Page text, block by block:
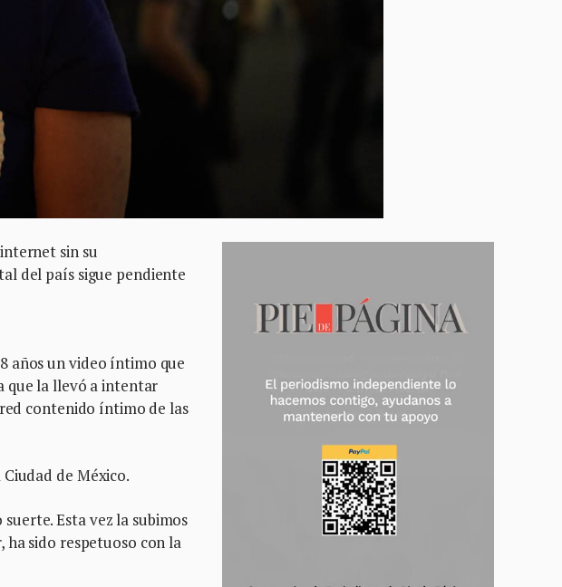
sin su
del país sigue pendiente
años un video íntimo que
que la llevó a intentar
contenido íntimo de las
de México.
Esta vez la subimos
ha sido respetuoso con la